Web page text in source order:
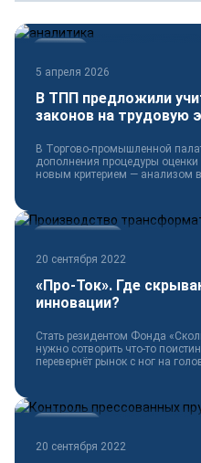
5 апреля 2026
В ТПП предложили
законов на трудовую
В Торгово-промышленной
дополнения процедуры оценки
новым критерием — анализом
20 сентября 2022
«Про-Ток». Где
инновации?
Стать резидентом Фонда
нужно сотворить что-то
перевернёт рынок с ног на
20 сентября 2022